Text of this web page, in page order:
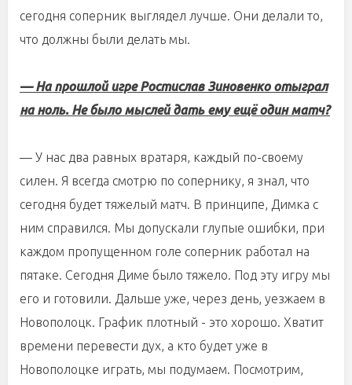
сегодня соперник выглядел лучше. Они делали то,
что должны были делать мы.
— На прошлой игре Ростислав Зиновенко отыграл
на ноль. Не было мыслей дать ему ещё один матч?
— У нас два равных вратаря, каждый по-своему
силен. Я всегда смотрю по сопернику, я знал, что
сегодня будет тяжелый матч. В принципе, Димка с
ним справился. Мы допускали глупые ошибки, при
каждом пропущенном голе соперник работал на
пятаке. Сегодня Диме было тяжело. Под эту игру мы
его и готовили. Дальше уже, через день, уезжаем в
Новополоцк. График плотный - это хорошо. Хватит
времени перевести дух, а кто будет уже в
Новополоцке играть, мы подумаем. Посмотрим,